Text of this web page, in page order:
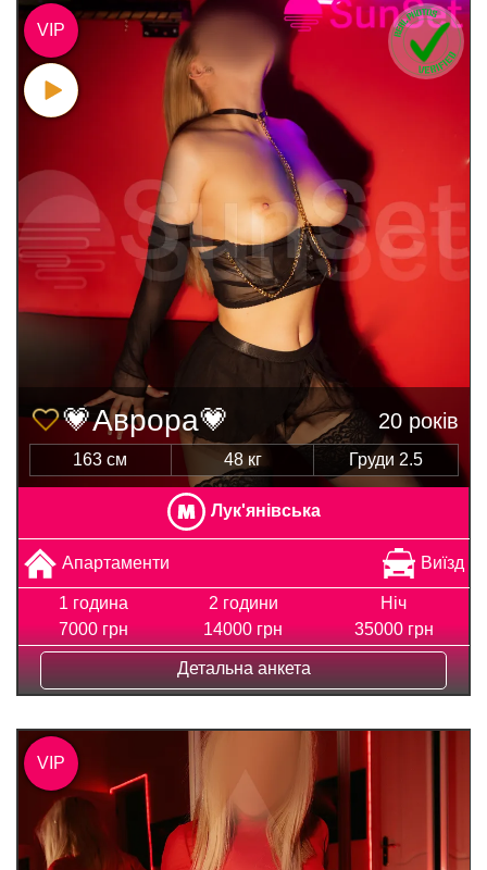
💗Аврора💗 20 років
163 см 48 кг Груди 2.5
Лук'янівська
Апартаменти Виїзд
1 година
7000 грн
2 години
14000 грн
Ніч
35000 грн
Детальна анкета
VIP
VIP